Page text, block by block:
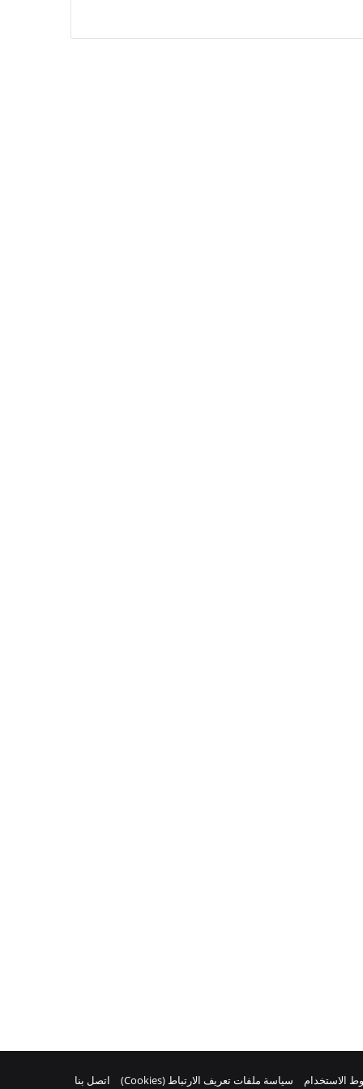
الاستخدام سياسة ملفات تعريف الارتباط (Cookies) اتصل بنا